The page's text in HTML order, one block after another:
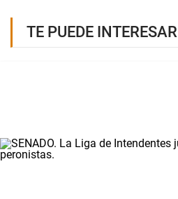
TE PUEDE INTERESAR